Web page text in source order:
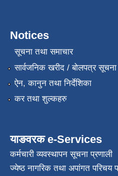
Notices
सूचना तथा समाचार
सार्वजनिक खरीद / बोलपत्र सूचना
ऐन, कानुन तथा निर्देशिका
कर तथा शुल्कहरु
याङवरक e-Services
कर्मचारी व्यवस्थापन सूचना प्रणाली
ज्येष्ठ नागरिक तथा अपांगत परिचय